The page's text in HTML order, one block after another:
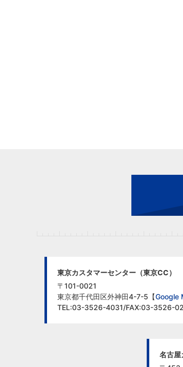
東京カスタマーセンター（東京CC）
〒101-0021
東京都千代田区外神田4-7-5【Google
TEL:03-3526-4031/FAX:03-3526-
名古屋